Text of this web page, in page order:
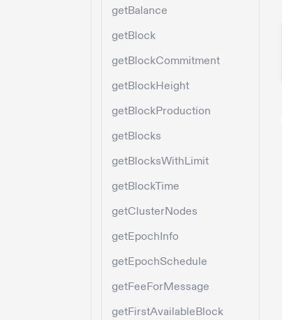
getBalance
getBlock
getBlockCommitment
getBlockHeight
getBlockProduction
getBlocks
getBlocksWithLimit
getBlockTime
getClusterNodes
getEpochInfo
getEpochSchedule
getFeeForMessage
getFirstAvailableBlock